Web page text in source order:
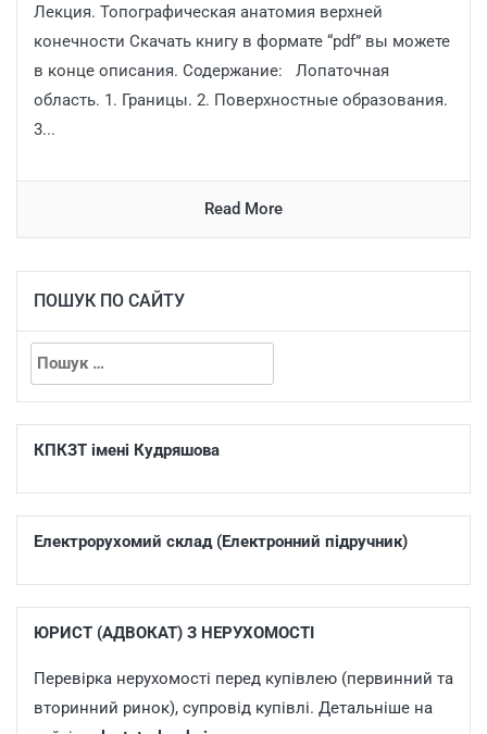
Лекция. Топографическая анатомия верхней
конечности Скачать книгу в формате “pdf” вы можете
в конце описания. Содержание: Лопаточная
область. 1. Границы. 2. Поверхностные образования.
3...
Read More
ПОШУК ПО САЙТУ
КПКЗТ імені Кудряшова
Електрорухомий склад (Електронний підручник)
ЮРИСТ (АДВОКАТ) З НЕРУХОМОСТІ
Перевірка нерухомості перед купівлею (первинний та
вторинний ринок), супровід купівлі. Детальніше на